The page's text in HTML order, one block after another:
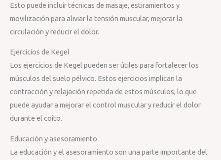
Esto puede incluir técnicas de masaje, estiramientos y
movilización para aliviar la tensión muscular, mejorar la
circulación y reducir el dolor.
Ejercicios de Kegel
Los ejercicios de Kegel pueden ser útiles para fortalecer los
músculos del suelo pélvico. Estos ejercicios implican la
contracción y relajación repetida de estos músculos, lo que
puede ayudar a mejorar el control muscular y reducir el dolor
durante el coito.
Educación y asesoramiento
La educación y el asesoramiento son una parte importante del